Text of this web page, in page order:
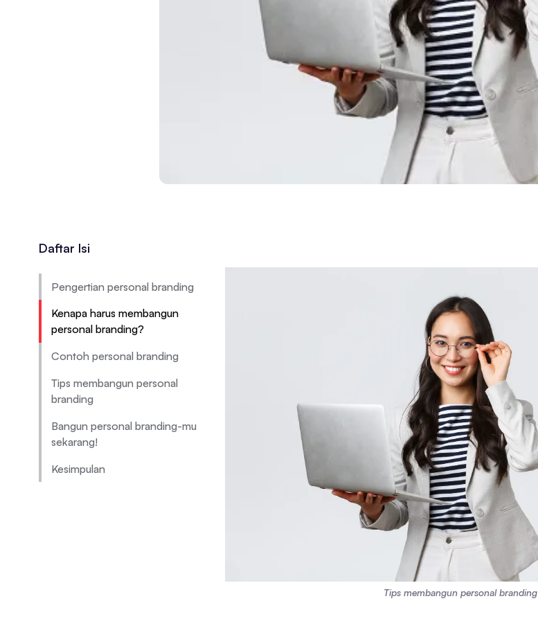
Daftar Isi
Pengertian personal branding
Kenapa harus membangun
personal branding?
Contoh personal branding
Tips membangun personal
branding
Bangun personal branding-mu
sekarang!
Kesimpulan
Tips membangun personal branding